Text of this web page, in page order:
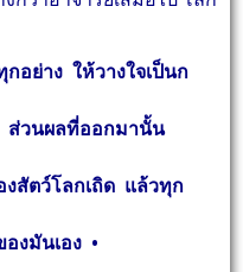
อย่าง ให้วางใจเป็นก
ส่วนผลที่ออกมานั้น
สัตว์โลกเถิด แล้วทุก
งมันเอง •